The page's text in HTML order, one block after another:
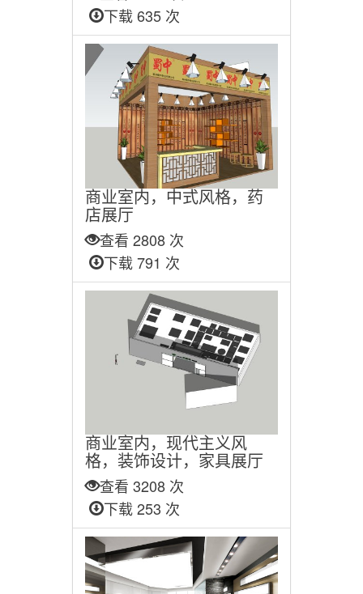
下载 635 次
商业室内，中式风格，药
店展厅
查看 2808 次
下载 791 次
商业室内，现代主义风
格，装饰设计，家具展厅
查看 3208 次
下载 253 次